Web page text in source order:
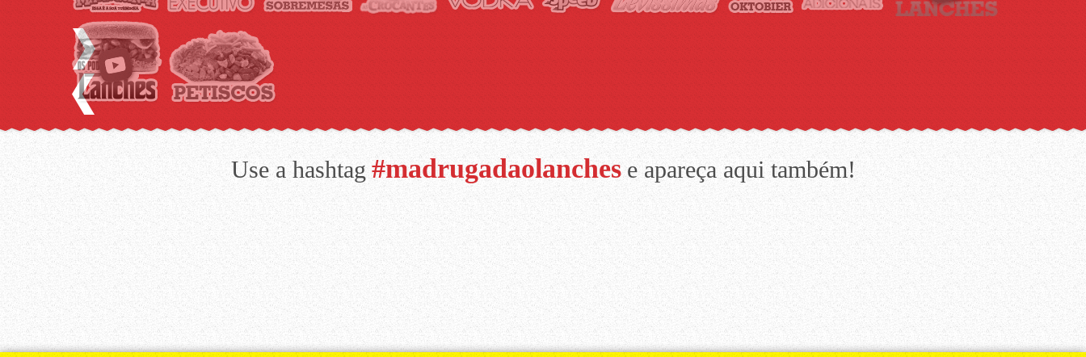
Use a hashtag #madrugadaolanches e apareça aqui também!